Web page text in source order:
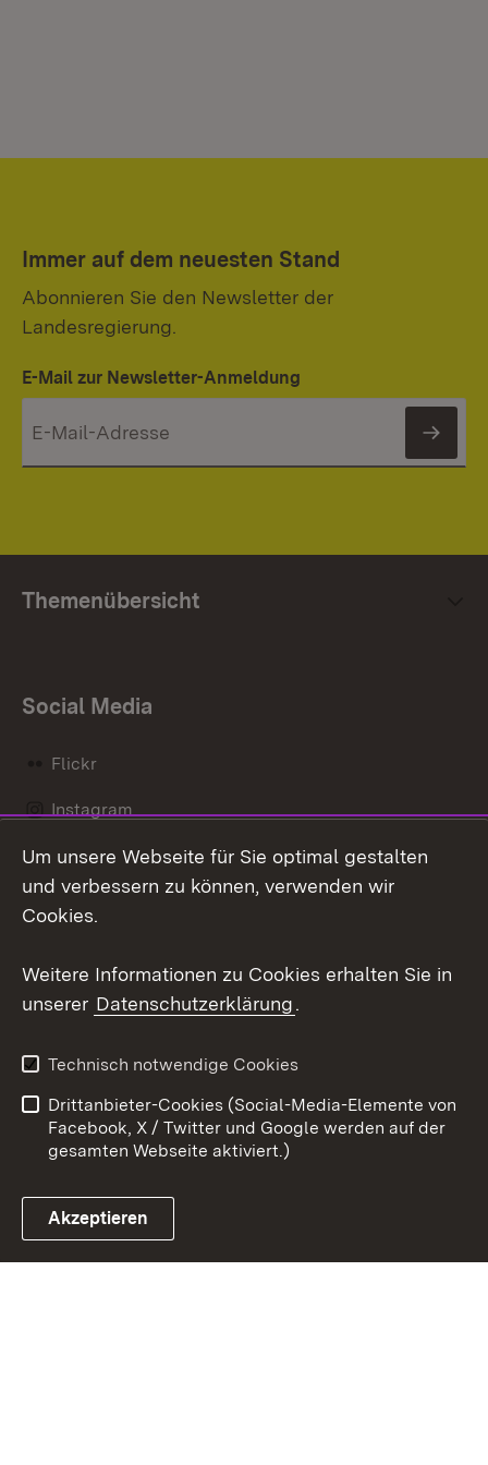
Immer auf dem neuesten Stand
Abonnieren Sie den Newsletter der
Landesregierung.
E-Mail zur Newsletter-Anmeldung
Themenübersicht
Social Media
Flickr
Instagram
Social Wall
Link zum Landesportal
Barrierefreiheit
Benutzungshinweise
Impressum
Cookies
Um unsere Webseite für Sie optimal gestalten
und verbessern zu können, verwenden wir
Cookies.
Weitere Informationen zu Cookies erhalten Sie in
unserer Datenschutzerklärung.
Technisch notwendige Cookies
Drittanbieter-Cookies (Social-Media-Elemente von
Facebook, X / Twitter und Google werden auf der
gesamten Webseite aktiviert.)
Akzeptieren